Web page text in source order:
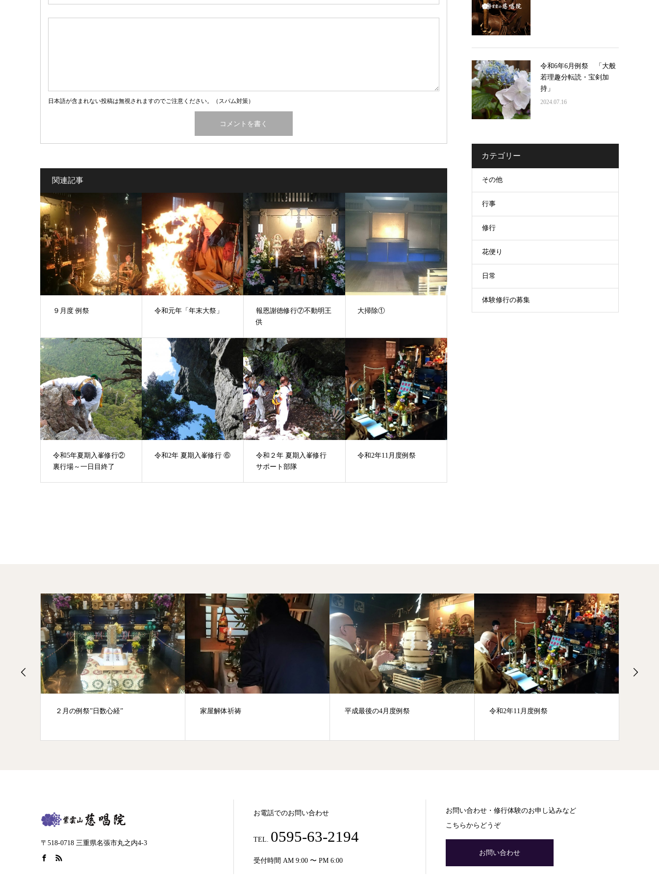
日本語が含まれない投稿は無視されますのでご注意ください。（スパム対策）
関連記事
９月度 例祭 令和元年「年末大祭」
報恩謝徳修行⑦不動明王
供
大掃除①
令和5年夏期入峯修行②
裏行場～一日目終了
令和2年 夏期入峯修行 ⑥
令和２年 夏期入峯修行
サポート部隊
令和2年11月度例祭
令和6年6月例祭 「大般
若理趣分転読・宝剣加
持」
2024.07.16
カテゴリー
その他
行事
修行
花便り
日常
体験修行の募集
２月の例祭”日数心経” 家屋解体祈祷 平成最後の4月度例祭 令和2年11月度例祭
〒518-0718 三重県名張市丸之内4-3
お電話でのお問い合わせ
TEL. 0595-63-2194
受付時間 AM 9:00 〜 PM 6:00
お問い合わせ・修行体験のお申し込みなど
こちらからどうぞ
お問い合わせ